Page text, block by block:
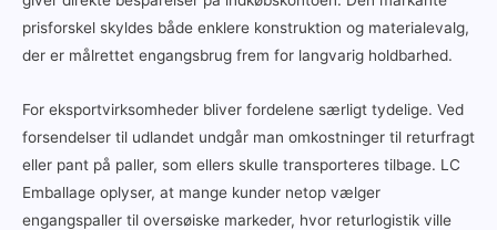
prisforskel skyldes både enklere konstruktion og materialevalg,
der er målrettet engangsbrug frem for langvarig holdbarhed.
For eksportvirksomheder bliver fordelene særligt tydelige. Ved
forsendelser til udlandet undgår man omkostninger til returfragt
eller pant på paller, som ellers skulle transporteres tilbage. LC
Emballage oplyser, at mange kunder netop vælger
engangspaller til oversøiske markeder, hvor returlogistik ville